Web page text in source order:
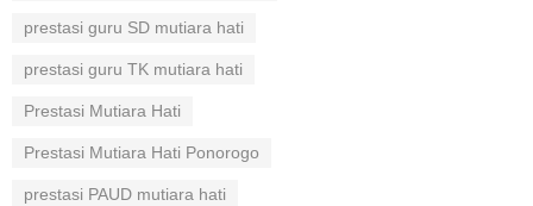
prestasi guru SD mutiara hati
prestasi guru TK mutiara hati
Prestasi Mutiara Hati
Prestasi Mutiara Hati Ponorogo
prestasi PAUD mutiara hati